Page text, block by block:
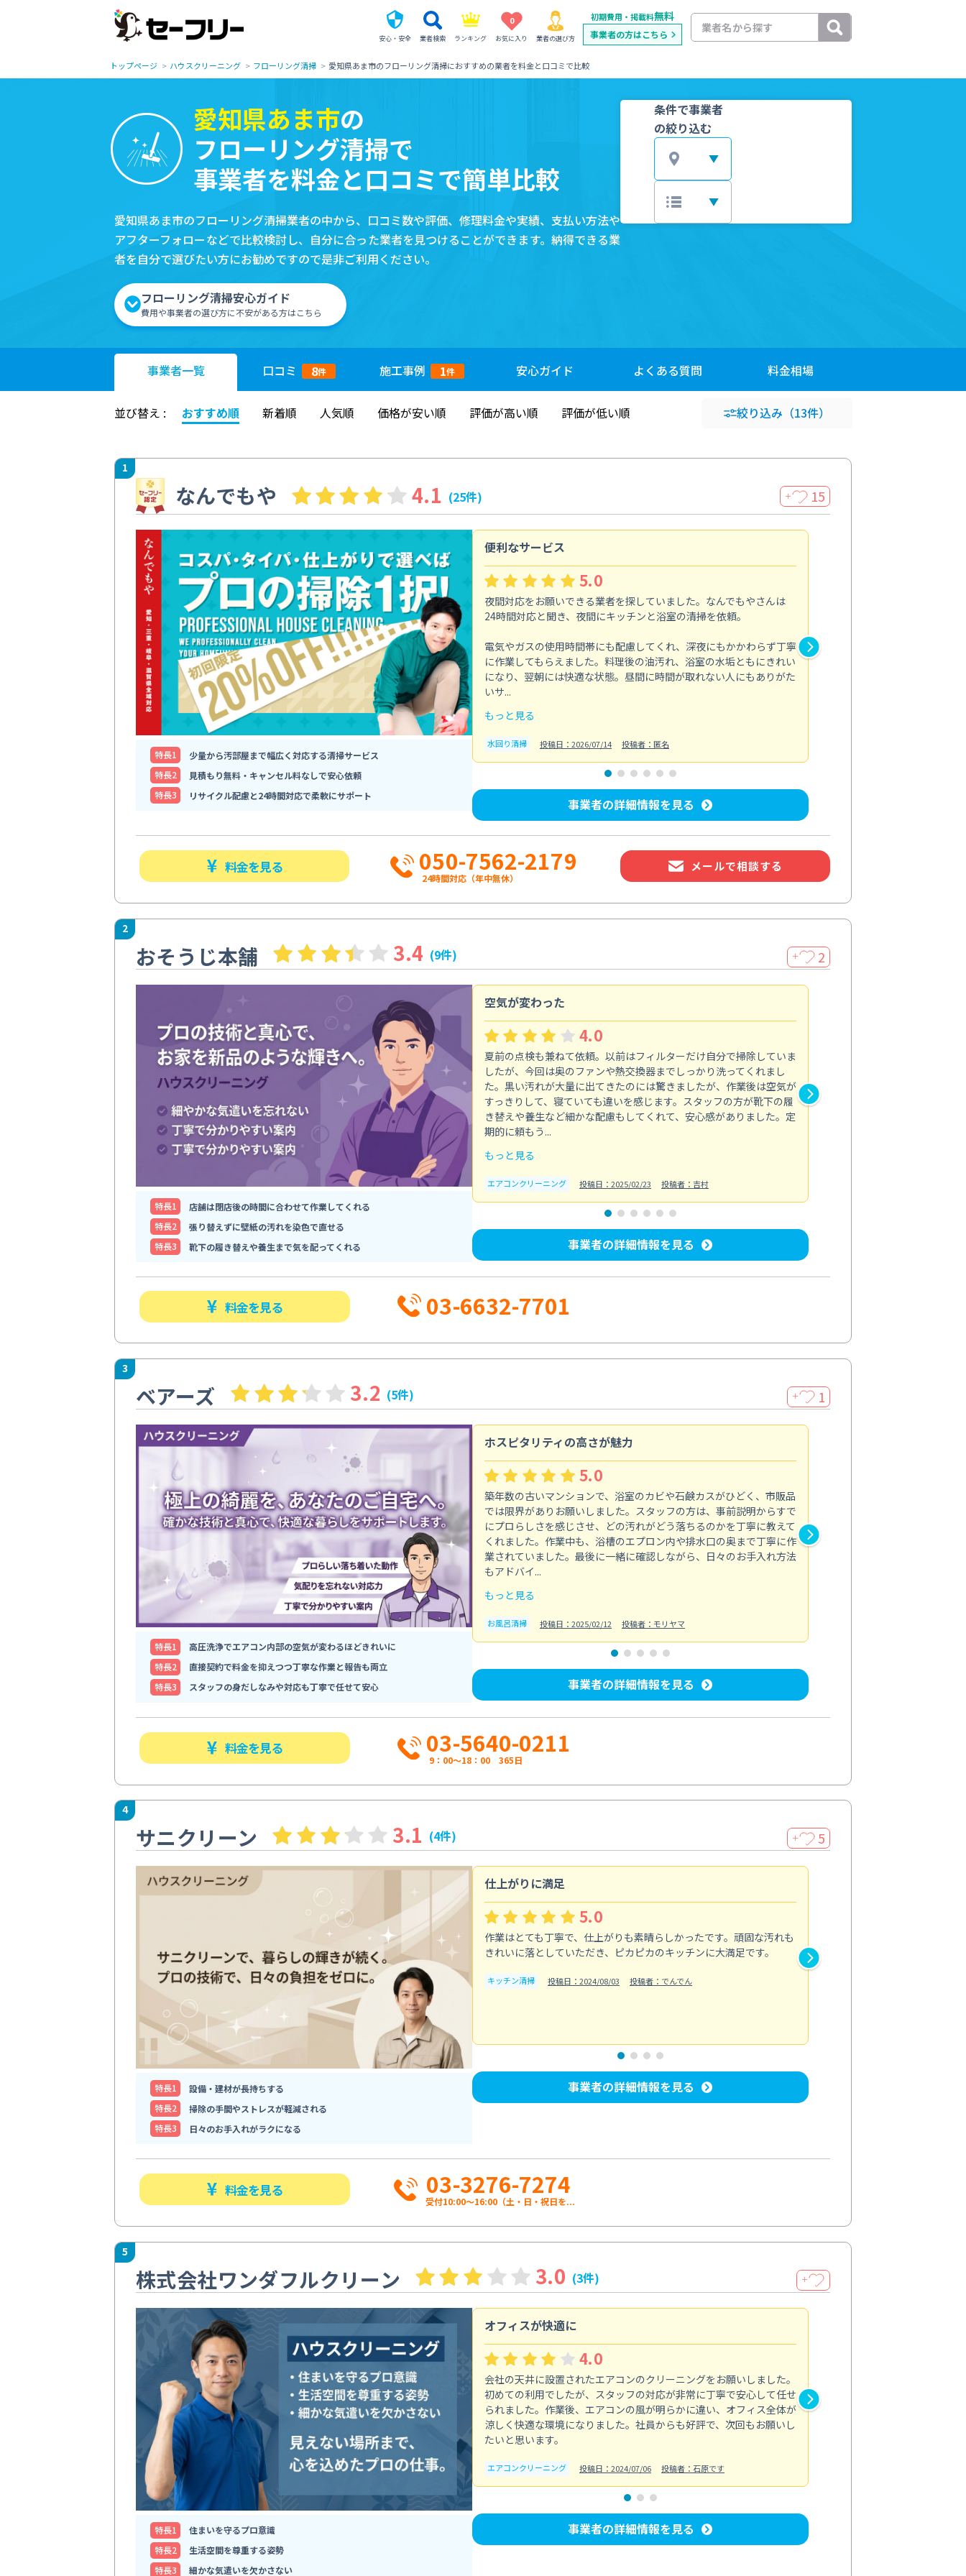
安心・安全 業者検索 ランキング
0
お気に入り 業者の選び方
初期費用・掲載料無料
事業者の方はこちら
トップページ ハウスクリーニング フローリング清掃 愛知県あま市のフローリング清掃におすすめの業者を料金と口コミで比較
愛知県あま市の
フローリング清掃で
事業者を料金と口コミで簡単比較
愛知県あま市のフローリング清掃業者の中から、口コミ数や評価、修理料金や実績、支払い方法や
アフターフォローなどで比較検討し、自分に合った業者を見つけることができます。納得できる業
者を自分で選びたい方にお勧めですので是非ご利用ください。
フローリング清掃安心ガイド
費用や事業者の選び方に不安がある方はこちら
条件で事業者
の絞り込む
事業者一覧 口コミ 8件 施工事例 1件 安心ガイド よくある質問 料金相場
並び替え : おすすめ順 新着順 人気順 価格が安い順 評価が高い順 評価が低い順 絞り込み （13件）
1
なんでもや 4.1 (25件) ＋ 15
特⻑1
少量から汚部屋まで幅広く対応する清掃サービス
特⻑2
見積もり無料・キャンセル料なしで安心依頼
特⻑3
リサイクル配慮と24時間対応で柔軟にサポート
便利なサービス
5.0
夜間対応をお願いできる業者を探していました。なんでもやさんは
24時間対応と聞き、夜間にキッチンと浴室の清掃を依頼。
電気やガスの使用時間帯にも配慮してくれ、深夜にもかかわらず丁寧
に作業してもらえました。料理後の油汚れ、浴室の水垢ともにきれい
になり、翌朝には快適な状態。昼間に時間が取れない人にもありがた
いサ...
もっと見る
水回り清掃 投稿日：2026/07/14 投稿者：匿名
事業者の詳細情報を見る
料金を見る 050-7562-2179
24時間対応（年中無休）
メールで相談する
2
おそうじ本舗 3.4 (9件) ＋ 2
特⻑1
店舗は閉店後の時間に合わせて作業してくれる
特⻑2
張り替えずに壁紙の汚れを染色で直せる
特⻑3
靴下の履き替えや養生まで気を配ってくれる
空気が変わった
4.0
夏前の点検も兼ねて依頼。以前はフィルターだけ自分で掃除していま
したが、今回は奥のファンや熱交換器までしっかり洗ってくれまし
た。黒い汚れが大量に出てきたのには驚きましたが、作業後は空気が
すっきりして、寝ていても違いを感じます。スタッフの方が靴下の履
き替えや養生など細かな配慮もしてくれて、安心感がありました。定
期的に頼もう...
もっと見る
エアコンクリーニング 投稿日：2025/02/23 投稿者：吉村
事業者の詳細情報を見る
料金を見る 03-6632-7701
3
ベアーズ 3.2 (5件) ＋ 1
特⻑1
高圧洗浄でエアコン内部の空気が変わるほどきれいに
特⻑2
直接契約で料金を抑えつつ丁寧な作業と報告も両立
特⻑3
スタッフの身だしなみや対応も丁寧で任せて安心
ホスピタリティの高さが魅力
5.0
築年数の古いマンションで、浴室のカビや石鹸カスがひどく、市販品
では限界がありお願いしました。スタッフの方は、事前説明からすで
にプロらしさを感じさせ、どの汚れがどう落ちるのかを丁寧に教えて
くれました。作業中も、浴槽のエプロン内や排水口の奥まで丁寧に作
業されていました。最後に一緒に確認しながら、日々のお手入れ方法
もアドバイ...
もっと見る
お風呂清掃 投稿日：2025/02/12 投稿者：モリヤマ
事業者の詳細情報を見る
料金を見る 03-5640-0211
9：00～18：00 365日
4
サニクリーン 3.1 (4件) ＋ 5
特⻑1
設備・建材が長持ちする
特⻑2
掃除の手間やストレスが軽減される
特⻑3
日々のお手入れがラクになる
仕上がりに満足
5.0
作業はとても丁寧で、仕上がりも素晴らしかったです。頑固な汚れも
きれいに落としていただき、ピカピカのキッチンに大満足です。
キッチン清掃 投稿日：2024/08/03 投稿者：でんでん
事業者の詳細情報を見る
料金を見る 03-3276-7274
受付10:00〜16:00（土・日・祝日を...
5
株式会社ワンダフルクリーン 3.0 (3件) ＋
特⻑1
住まいを守るプロ意識
特⻑2
生活空間を尊重する姿勢
特⻑3
細かな気遣いを欠かさない
オフィスが快適に
4.0
会社の天井に設置されたエアコンのクリーニングをお願いしました。
初めての利用でしたが、スタッフの対応が非常に丁寧で安心して任せ
られました。作業後、エアコンの風が明らかに違い、オフィス全体が
涼しく快適な環境になりました。社員からも好評で、次回もお願いし
たいと思います。
エアコンクリーニング 投稿日：2024/07/06 投稿者：石原です
事業者の詳細情報を見る